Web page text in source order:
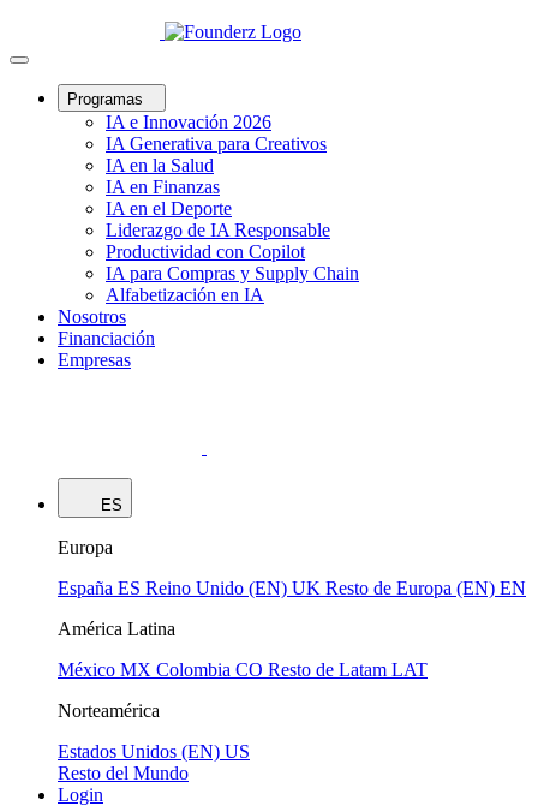
Programas
IA e Innovación 2026
IA Generativa para Creativos
IA en la Salud
IA en Finanzas
IA en el Deporte
Liderazgo de IA Responsable
Productividad con Copilot
IA para Compras y Supply Chain
Alfabetización en IA
Nosotros
Financiación
Empresas
ES
Europa
España ES Reino Unido (EN) UK Resto de Europa (EN) EN
América Latina
México MX Colombia CO Resto de Latam LAT
Norteamérica
Estados Unidos (EN) US
Resto del Mundo
Login